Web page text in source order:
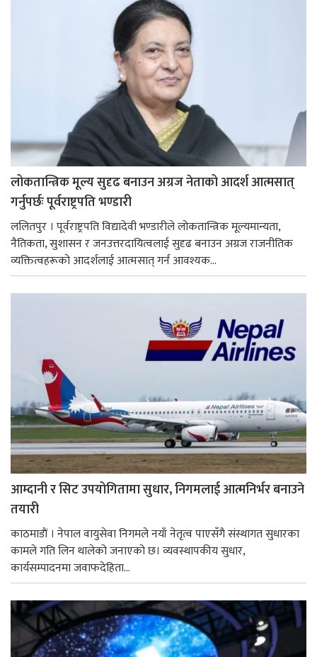
लोकतान्त्रिक मूल्य सुदृढ बनाउन अग्रज नेताको आदर्श आत्मसात्
गर्नुपर्छः पूर्वराष्ट्रपति भण्डारी
ललितपुर । पूर्वराष्ट्रपति विद्यादेवी भण्डारीले लोकतान्त्रिक मूल्यमान्यता,
नैतिकता, सुशासन र जनउत्तरदायित्वलाई सुदृढ बनाउन अग्रज राजनीतिक
व्यक्तित्वहरूको आदर्शलाई आत्मसात् गर्न आवश्यक...
आम्दानी र सिट उपयोगितामा सुधार, निगमलाई आत्मनिर्भर बनाउने
तयारी
काठमाडाैं । नेपाल वायुसेवा निगमले नयाँ नेतृत्व पाएसँगै संस्थागत सुधारका
कामले गति लिन थालेको जनाएको छ। व्यवस्थापकीय सुधार,
कार्यसम्पादनमा जवाफदेहिता...